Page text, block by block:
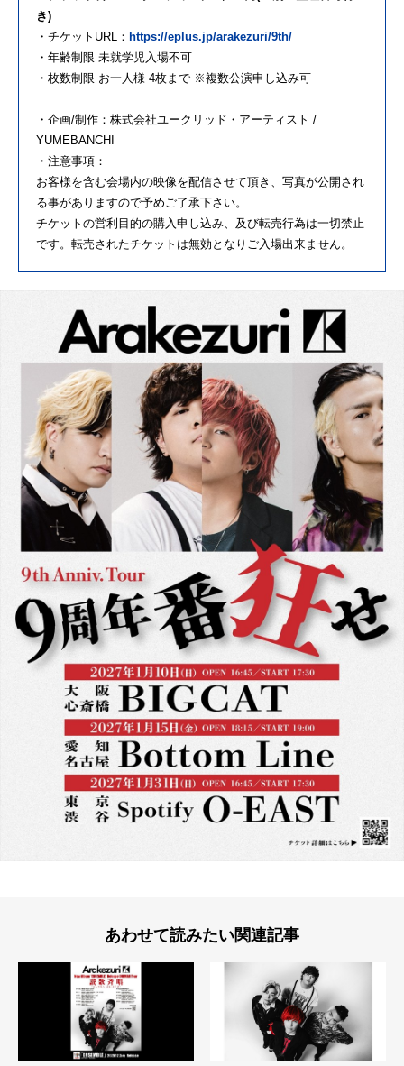
き)
・チケットURL： https://eplus.jp/arakezuri/9th/
・年齢制限 未就学児入場不可
・枚数制限 お一人様 4枚まで ※複数公演申し込み可
・企画/制作：株式会社ユークリッド・アーティスト /
YUMEBANCHI
・注意事項：
お客様を含む会場内の映像を配信させて頂き、写真が公開され
る事がありますので予めご了承下さい。
チケットの営利目的の購入申し込み、及び転売行為は一切禁止
です。転売されたチケットは無効となりご入場出来ません。
あわせて読みたい関連記事